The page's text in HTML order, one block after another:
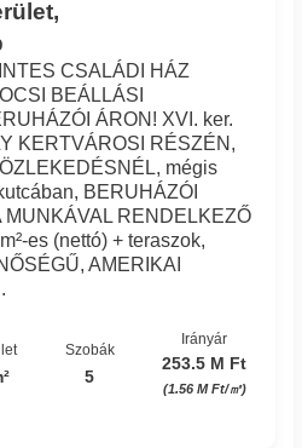
CSALÁDI HÁZ
BEÁLLÁSI
ÁRON! XVI. ker.
KERTVÁROSI RÉSZÉN,
mégis
BERUHÁZÓI
RENDELKEZŐ
es (nettó) + teraszok,
AMERIKAI
Szobák
5
Irányár
253.5 M Ft
(1.56 M Ft/㎡)